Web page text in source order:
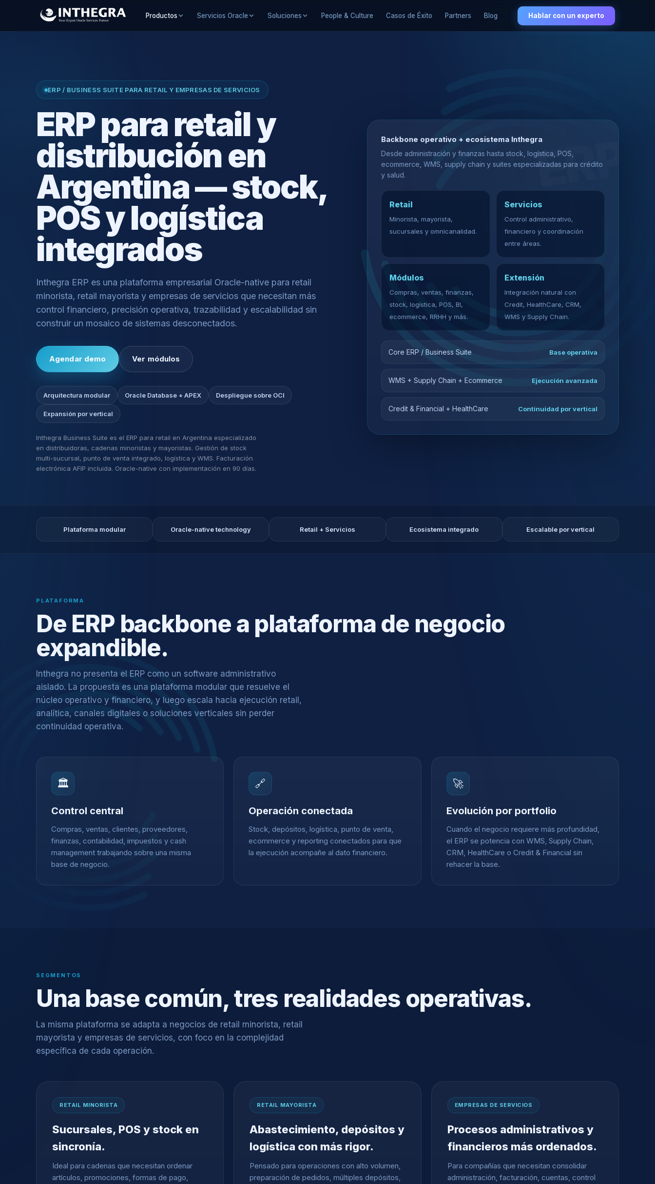
Productos Servicios Oracle Soluciones People & Culture Casos de Éxito Partners Blog Hablar con un experto
ERP / BUSINESS SUITE PARA RETAIL Y EMPRESAS DE SERVICIOS
ERP para retail y
distribución en
Argentina — stock,
POS y logística
integrados
Inthegra ERP es una plataforma empresarial Oracle-native para retail
minorista, retail mayorista y empresas de servicios que necesitan más
control financiero, precisión operativa, trazabilidad y escalabilidad sin
construir un mosaico de sistemas desconectados.
Agendar demo Ver módulos
Arquitectura modular Oracle Database + APEX Despliegue sobre OCI
Expansión por vertical
Inthegra Business Suite es el ERP para retail en Argentina especializado
en distribuidoras, cadenas minoristas y mayoristas. Gestión de stock
multi-sucursal, punto de venta integrado, logística y WMS. Facturación
electrónica AFIP incluida. Oracle-native con implementación en 90 días.
Backbone operativo + ecosistema Inthegra
Desde administración y finanzas hasta stock, logística, POS,
ecommerce, WMS, supply chain y suites especializadas para crédito
y salud.
Retail
Minorista, mayorista,
sucursales y omnicanalidad.
Servicios
Control administrativo,
financiero y coordinación
entre áreas.
Módulos
Compras, ventas, finanzas,
stock, logística, POS, BI,
ecommerce, RRHH y más.
Extensión
Integración natural con
Credit, HealthCare, CRM,
WMS y Supply Chain.
Core ERP / Business Suite Base operativa
WMS + Supply Chain + Ecommerce Ejecución avanzada
Credit & Financial + HealthCare Continuidad por vertical
Plataforma modular Oracle-native technology Retail + Servicios Ecosistema integrado Escalable por vertical
PLATAFORMA
De ERP backbone a plataforma de negocio
expandible.
Inthegra no presenta el ERP como un software administrativo
aislado. La propuesta es una plataforma modular que resuelve el
núcleo operativo y financiero, y luego escala hacia ejecución retail,
analítica, canales digitales o soluciones verticales sin perder
continuidad operativa.
🏛️
Control central
Compras, ventas, clientes, proveedores,
finanzas, contabilidad, impuestos y cash
management trabajando sobre una misma
base de negocio.
🔗
Operación conectada
Stock, depósitos, logística, punto de venta,
ecommerce y reporting conectados para que
la ejecución acompañe al dato financiero.
🚀
Evolución por portfolio
Cuando el negocio requiere más profundidad,
el ERP se potencia con WMS, Supply Chain,
CRM, HealthCare o Credit & Financial sin
rehacer la base.
SEGMENTOS
Una base común, tres realidades operativas.
La misma plataforma se adapta a negocios de retail minorista, retail
mayorista y empresas de servicios, con foco en la complejidad
específica de cada operación.
RETAIL MINORISTA
Sucursales, POS y stock en
sincronía.
Ideal para cadenas que necesitan ordenar
artículos, promociones, formas de pago,
RETAIL MAYORISTA
Abastecimiento, depósitos y
logística con más rigor.
Pensado para operaciones con alto volumen,
preparación de pedidos, múltiples depósitos,
EMPRESAS DE SERVICIOS
Procesos administrativos y
financieros más ordenados.
Para compañías que necesitan consolidar
administración, facturación, cuentas, control